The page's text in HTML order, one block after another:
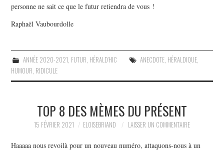
personne ne sait ce que le futur retiendra de vous !
Raphaël Vaubourdolle
ANNÉE 2020-2021 FUTUR HÉRALD'HIC ANECDOTE, HÉRALDIQUE,
HUMOUR RIDICULE
TOP 8 DES MÈMES DU PRÉSENT
15 FÉVRIER 2021 ELOISEBRIAND LAISSER UN COMMENTAIRE
Haaaaa nous revoilà pour un nouveau numéro, attaquons-nous à un